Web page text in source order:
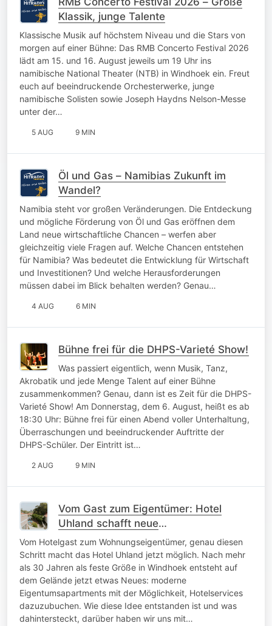
Klassik, junge Talente
Klassische Musik auf höchstem Niveau und die Stars von
morgen auf einer Bühne: Das RMB Concerto Festival 2026
lädt am 15. und 16. August jeweils um 19 Uhr ins
namibische National Theater (NTB) in Windhoek ein. Freut
euch auf beeindruckende Orchesterwerke, junge
namibische Solisten sowie Joseph Haydns Nelson-Messe
unter der…
5 AUG 9 MIN
Öl und Gas – Namibias Zukunft im
Wandel?
Namibia steht vor großen Veränderungen. Die Entdeckung
und mögliche Förderung von Öl und Gas eröffnen dem
Land neue wirtschaftliche Chancen – werfen aber
gleichzeitig viele Fragen auf. Welche Chancen entstehen
für Namibia? Was bedeutet die Entwicklung für Wirtschaft
und Investitionen? Und welche Herausforderungen
müssen dabei im Blick behalten werden? Genau…
4 AUG 6 MIN
Bühne frei für die DHPS-Varieté Show!
Was passiert eigentlich, wenn Musik, Tanz,
Akrobatik und jede Menge Talent auf einer Bühne
zusammenkommen? Genau, dann ist es Zeit für die DHPS-
Varieté Show! Am Donnerstag, dem 6. August, heißt es ab
18:30 Uhr: Bühne frei für einen Abend voller Unterhaltung,
Überraschungen und beeindruckender Auftritte der
DHPS-Schüler. Der Eintritt ist…
2 AUG 9 MIN
Vom Gast zum Eigentümer: Hotel
Uhland schafft neue
Wohnmöglichkeiten
Vom Hotelgast zum Wohnungseigentümer, genau diesen
Schritt macht das Hotel Uhland jetzt möglich. Nach mehr
als 30 Jahren als feste Größe in Windhoek entsteht auf
dem Gelände jetzt etwas Neues: moderne
Eigentumsapartments mit der Möglichkeit, Hotelservices
dazuzubuchen. Wie diese Idee entstanden ist und was
dahintersteckt, darüber haben wir uns mit…